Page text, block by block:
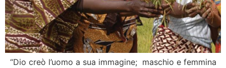
“Dio creò l’uomo a sua immagine; maschio e femmina